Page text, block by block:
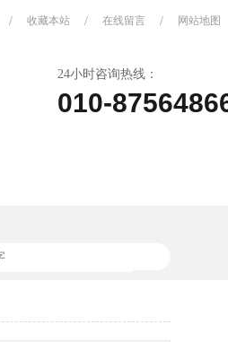
/ 收藏本站 / 在线留言 / 网站地图
24小时咨询热线：
010-